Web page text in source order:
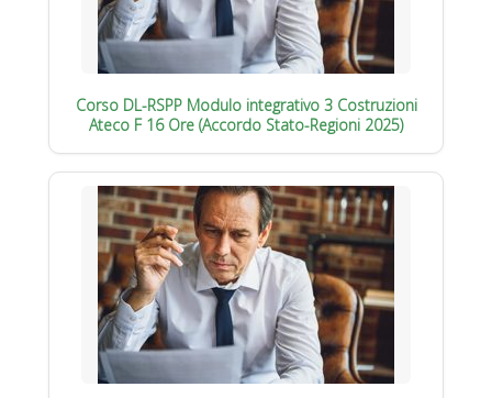
Corso DL-RSPP Modulo integrativo 3 Costruzioni
Ateco F 16 Ore (Accordo Stato-Regioni 2025)